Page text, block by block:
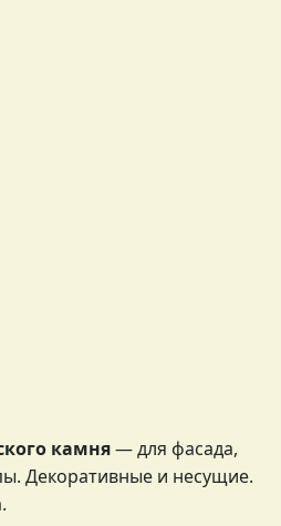
камня— для фасада,
Декоративные и несущие.